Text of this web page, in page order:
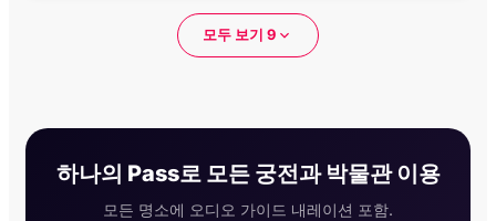
모두 보기 9
하나의 Pass로 모든 궁전과 박물관 이용
모든 명소에 오디오 가이드 내레이션 포함.